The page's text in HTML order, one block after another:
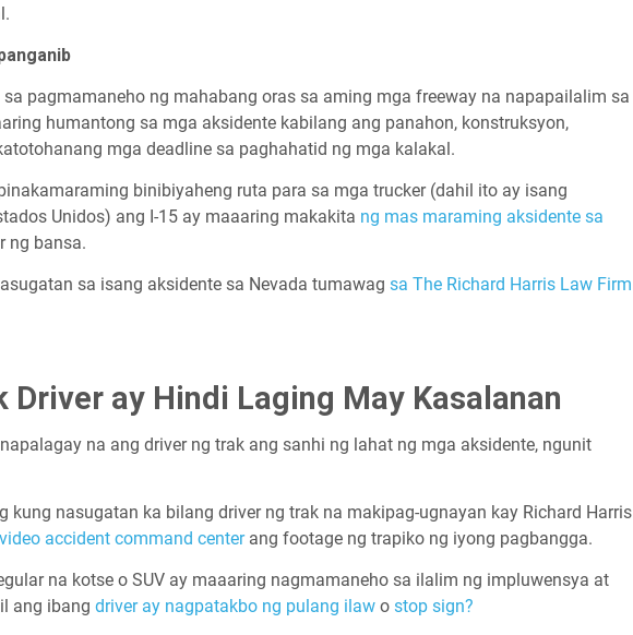
pagmamaneho ng mahabang oras sa aming mga freeway na napapailalim sa
humantong sa mga aksidente kabilang ang panahon, konstruksyon,
mga deadline sa paghahatid ng mga kalakal.
binibiyaheng ruta para sa mga trucker (dahil ito ay isang
Unidos) ang I-15 ay maaaring makakita ng mas maraming aksidente sa
ng bansa.
sa isang aksidente sa Nevada tumawag sa The Richard Harris Law Firm
ay Hindi Laging May Kasalanan
na ang driver ng trak ang sanhi ng lahat ng mga aksidente, ngunit
kung nasugatan ka bilang driver ng trak na makipag-ugnayan kay Richard Harris
video accident command centerang footage ng trapiko ng iyong pagbangga.
na kotse o SUV ay maaaring nagmamaneho sa ilalim ng impluwensya at
ang ibang driver ay nagpatakbo ng pulang ilaw o stop sign?